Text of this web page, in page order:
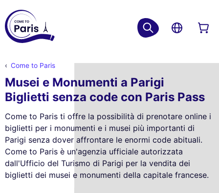
Come to Paris
Musei e Monumenti a Parigi
Biglietti senza code con Paris Pass
Come to Paris ti offre la possibilità di prenotare online i
biglietti per i monumenti e i musei più importanti di
Parigi senza dover affrontare le enormi code abituali.
Come to Paris è un'agenzia ufficiale autorizzata
dall'Ufficio del Turismo di Parigi per la vendita dei
biglietti dei musei e monumenti della capitale francese.